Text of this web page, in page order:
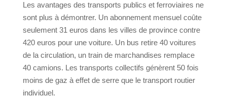
Les avantages des transports publics et ferroviaires ne
sont plus à démontrer. Un abonnement mensuel coûte
seulement 31 euros dans les villes de province contre
420 euros pour une voiture. Un bus retire 40 voitures
de la circulation, un train de marchandises remplace
40 camions. Les transports collectifs génèrent 50 fois
moins de gaz à effet de serre que le transport routier
individuel.